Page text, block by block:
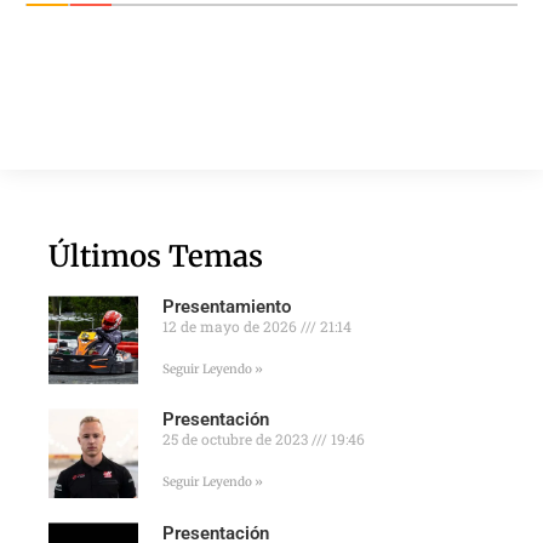
Últimos Temas
Presentamiento
12 de mayo de 2026 21:14
Seguir Leyendo »
Presentación
25 de octubre de 2023 19:46
Seguir Leyendo »
Presentación